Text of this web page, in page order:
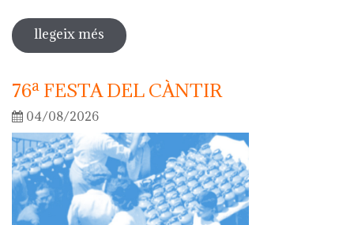
llegeix més sobre presentació càntir gegant
d'artista
76ª FESTA DEL CÀNTIR
04/08/2026